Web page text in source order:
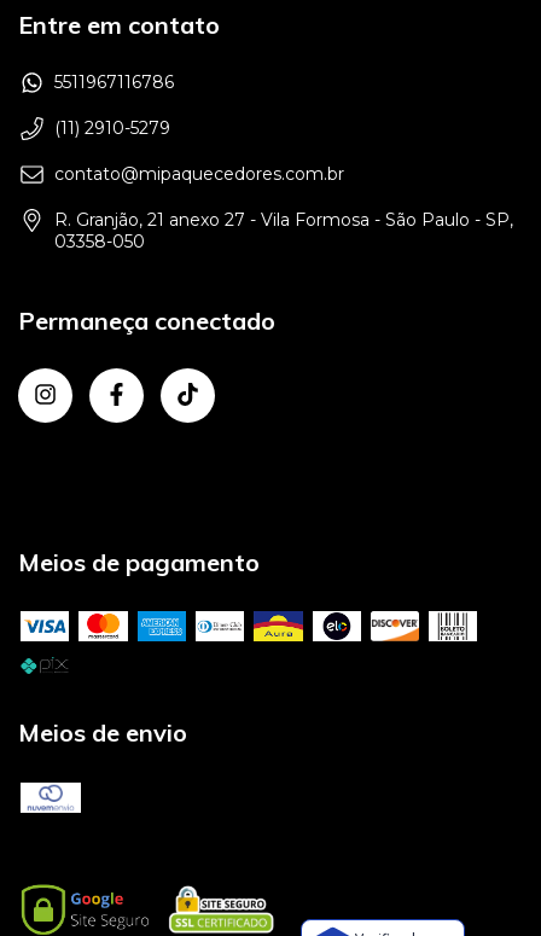
Entre em contato
5511967116786
(11) 2910-5279
contato@mipaquecedores.com.br
R. Granjão, 21 anexo 27 - Vila Formosa - São Paulo - SP,
03358-050
Permaneça conectado
Meios de pagamento
Meios de envio